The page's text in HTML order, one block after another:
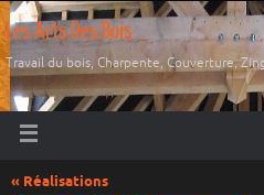
Les Arts Des Bois
Travail du bois, Charpente, Couverture,
« Réalisations